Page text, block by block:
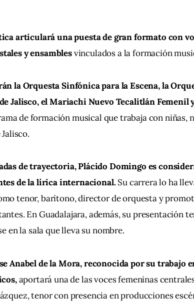
articulará una puesta de gran formato con
y ensambles vinculados a la formación
la Orquesta Sinfónica para la Escena, la
Jalisco, el Mariachi Nuevo Tecalitlán Femenil
de formación musical que trabaja con niñas,
de trayectoria, Plácido Domingo es
de la lírica internacional. Su carrera lo ha
tenor, barítono, director de orquesta y
En Guadalajara, además, su presentación
en la sala que lleva su nombre.
Anabel de la Mora, reconocida por su trabajo
aportará una de las voces femeninas
tenor con presencia en producciones